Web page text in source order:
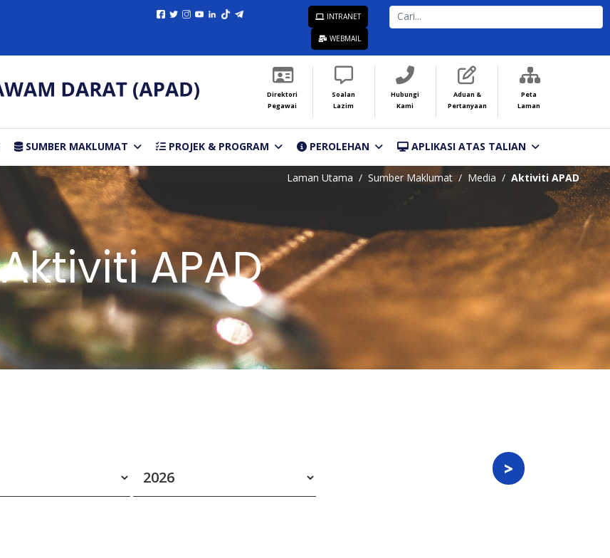
INTRANET
WEBMAIL
CARI...
Direktori
Pegawai
Soalan
Lazim
Hubungi
Kami
Aduan &
Pertanyaan
Peta
Laman
SUMBER MAKLUMAT PROJEK & PROGRAM PEROLEHAN APLIKASI ATAS TALIAN
Laman Utama Sumber Maklumat Media Aktiviti APAD
Aktiviti APAD